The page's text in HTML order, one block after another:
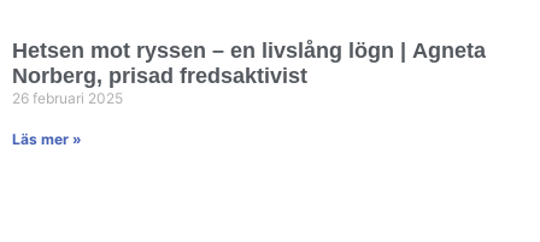
Hetsen mot ryssen – en livslång lögn | Agneta
Norberg, prisad fredsaktivist
26 februari 2025
Läs mer »